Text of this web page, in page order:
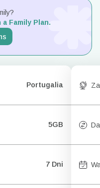
Family Plan.
Portugalia
5GB
7 Dni